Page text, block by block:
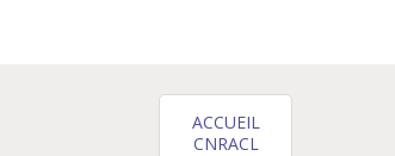
ACCUEIL
CNRACL